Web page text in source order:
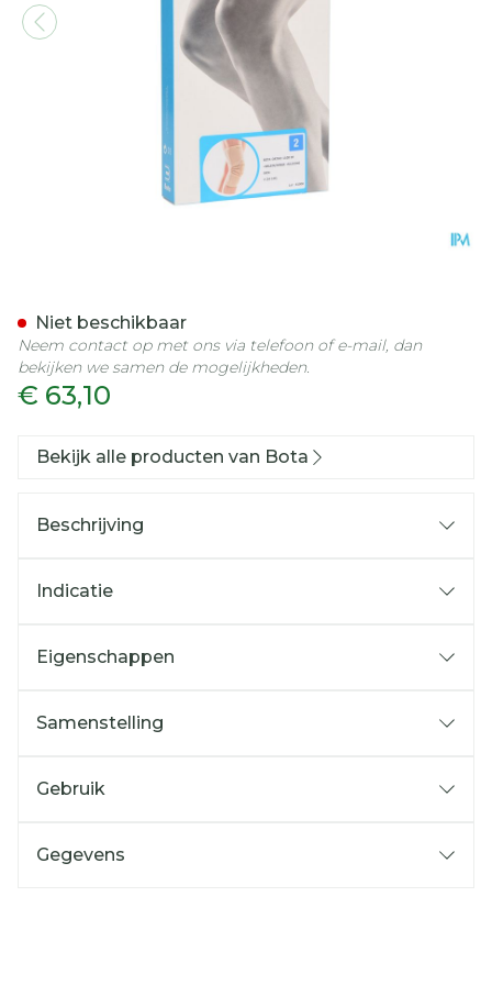
€ 63,10
Niet beschikbaar
Neem contact op met ons via telefoon of e-mail, dan
bekijken we samen de mogelijkheden.
Bekijk alle producten van Bota
Beschrijving
Indicatie
Eigenschappen
Samenstelling
Gebruik
Gegevens